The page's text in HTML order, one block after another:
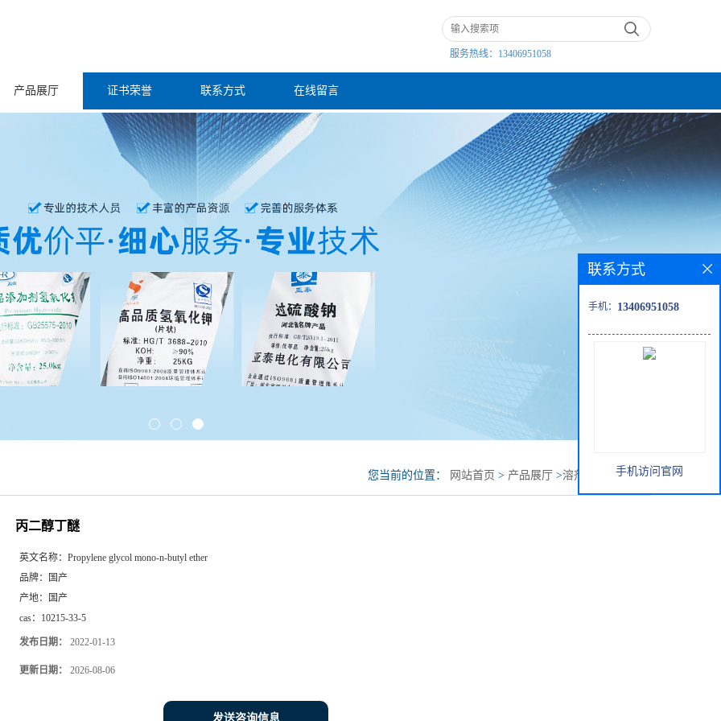
服务热线： 13406951058
产品展厅 证书荣誉 联系方式 在线留言
您当前的位置： 网站首页 > 产品展厅 >溶剂 丙二醇丁醚
丙二醇丁醚
英文名称： Propylene glycol mono-n-butyl ether
品牌：
国产
产地：
国产
cas： 10215-33-5
发布日期： 2022-01-13
更新日期： 2026-08-06
发送咨询信息
联系方式
手机： 13406951058
手机访问官网